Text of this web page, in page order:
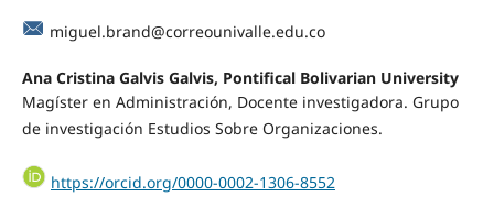
miguel.brand@correounivalle.edu.co
Ana Cristina Galvis Galvis, Pontifical Bolivarian University
Magíster en Administración, Docente investigadora. Grupo
de investigación Estudios Sobre Organizaciones.
https://orcid.org/0000-0002-1306-8552